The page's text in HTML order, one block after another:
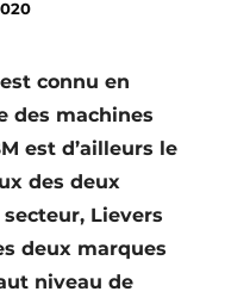
connu en
des machines
est d’ailleurs le
des deux
Lievers
deux marques
niveau de